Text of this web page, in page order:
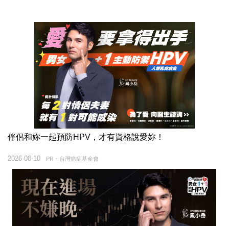
伴侶和妳一起預防HPV，才有資格說愛妳！
PR・台灣癌症基金會
2026-08-10